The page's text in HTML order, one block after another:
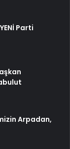
Parti
Arpadan,